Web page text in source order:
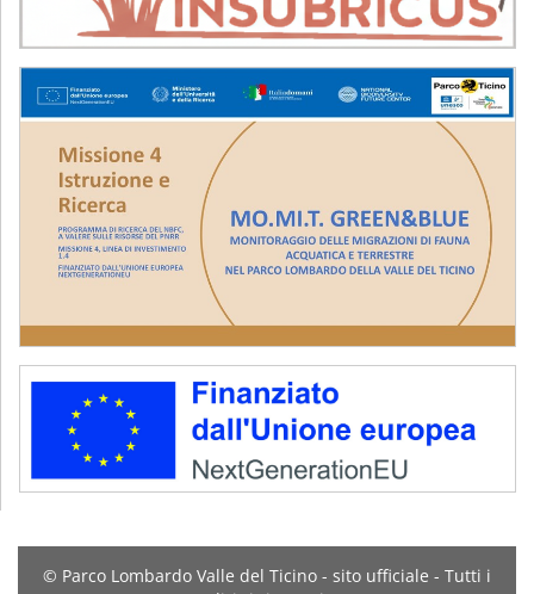
© Parco Lombardo Valle del Ticino - sito ufficiale - Tutti i